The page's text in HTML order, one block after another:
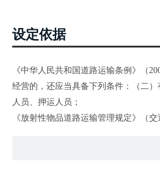
设定依据
《中华人民共和国道路运输条例》（
经营的，还应当具备下列条件：（二
人员、押运人员；
《放射性物品道路运输管理规定》（